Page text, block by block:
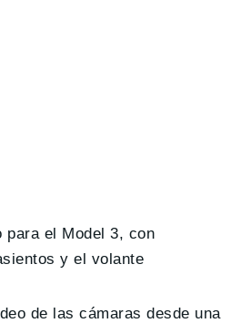
para el Model 3, con
y el volante
de las cámaras desde una